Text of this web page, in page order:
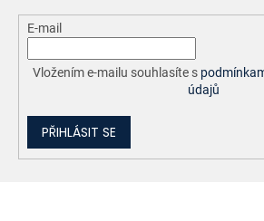
E-mail
Vložením e-mailu souhlasíte s
údajů
PŘIHLÁSIT SE